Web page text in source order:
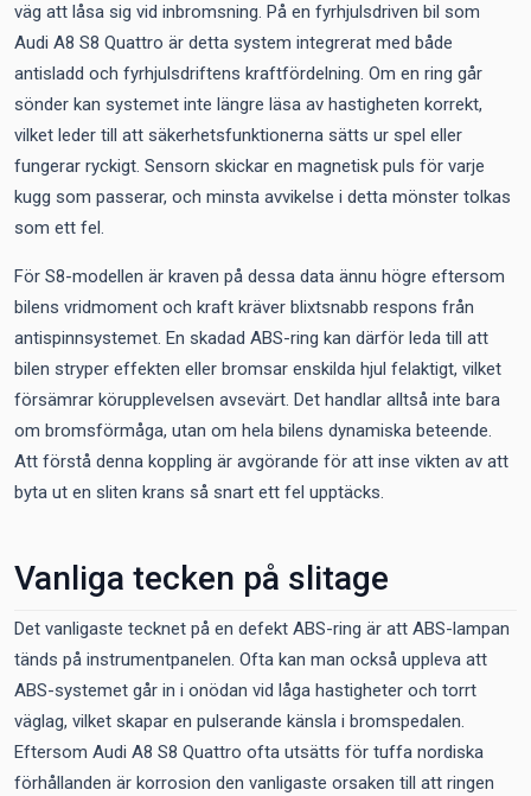
väg att låsa sig vid inbromsning. På en fyrhjulsdriven bil som
Audi A8 S8 Quattro är detta system integrerat med både
antisladd och fyrhjulsdriftens kraftfördelning. Om en ring går
sönder kan systemet inte längre läsa av hastigheten korrekt,
vilket leder till att säkerhetsfunktionerna sätts ur spel eller
fungerar ryckigt. Sensorn skickar en magnetisk puls för varje
kugg som passerar, och minsta avvikelse i detta mönster tolkas
som ett fel.
För S8-modellen är kraven på dessa data ännu högre eftersom
bilens vridmoment och kraft kräver blixtsnabb respons från
antispinnsystemet. En skadad ABS-ring kan därför leda till att
bilen stryper effekten eller bromsar enskilda hjul felaktigt, vilket
försämrar körupplevelsen avsevärt. Det handlar alltså inte bara
om bromsförmåga, utan om hela bilens dynamiska beteende.
Att förstå denna koppling är avgörande för att inse vikten av att
byta ut en sliten krans så snart ett fel upptäcks.
Vanliga tecken på slitage
Det vanligaste tecknet på en defekt ABS-ring är att ABS-lampan
tänds på instrumentpanelen. Ofta kan man också uppleva att
ABS-systemet går in i onödan vid låga hastigheter och torrt
väglag, vilket skapar en pulserande känsla i bromspedalen.
Eftersom Audi A8 S8 Quattro ofta utsätts för tuffa nordiska
förhållanden är korrosion den vanligaste orsaken till att ringen